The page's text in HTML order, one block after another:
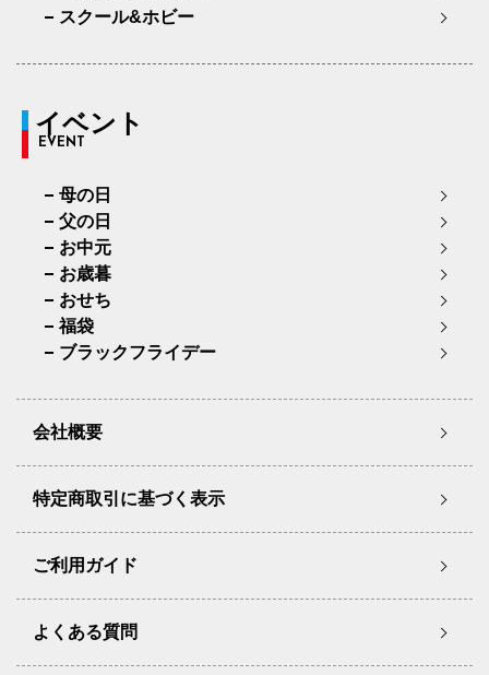
スクール&ホビー
イベント
EVENT
母の日
父の日
お中元
お歳暮
おせち
福袋
ブラックフライデー
会社概要
特定商取引に基づく表示
ご利用ガイド
よくある質問